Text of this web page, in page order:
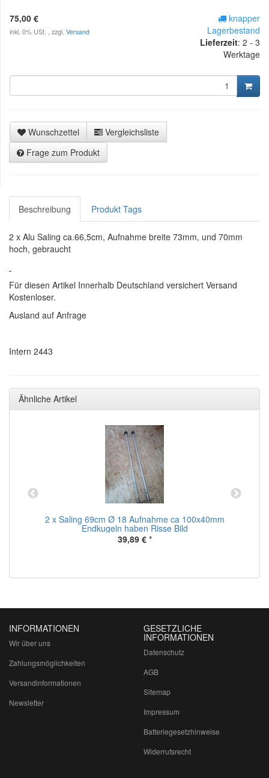
75,00 €
inkl. 0% USt. , zzgl. Versand
knapper
Lagerbestand
Lieferzeit: 2 - 3
Werktage
Wunschzettel
Vergleichsliste
Frage zum Produkt
Beschreibung Produkt Tags
2 x Alu Saling ca.66,5cm, Aufnahme breite 73mm, und 70mm
hoch, gebraucht
Für diesen Artikel Innerhalb Deutschland versichert Versand
Kostenloser.
Ausland auf Anfrage
Intern 2443
Ähnliche Artikel
2 x Saling 69cm Ø 18 Aufnahme ca 100x40mm
Endkugeln haben Risse Bild
39,89 € *
INFORMATIONEN
Wir über uns
Zahlungsmöglichkeiten
Versandinformationen
Newsletter
GESETZLICHE
INFORMATIONEN
Datenschutz
AGB
Sitemap
Impressum
Batteriegesetzhinweise
Widerrufsrecht